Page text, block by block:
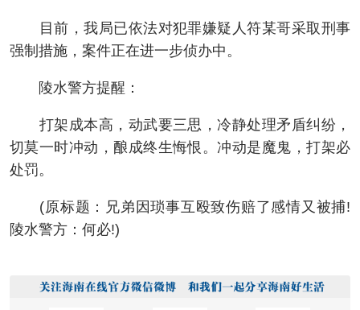
目前，我局已依法对犯罪嫌疑人符某哥采取刑事
强制措施，案件正在进一步侦办中。
陵水警方提醒：
打架成本高，动武要三思，冷静处理矛盾纠纷，
切莫一时冲动，酿成终生悔恨。冲动是魔鬼，打架必
处罚。
(原标题：兄弟因琐事互殴致伤赔了感情又被捕!
陵水警方：何必!)